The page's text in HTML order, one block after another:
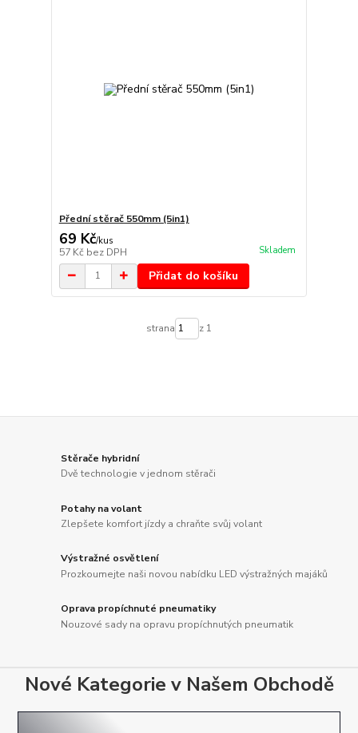
Přední stěrač 550mm (5in1)
69 Kč/kus
57 Kč bez DPH Skladem
Přidat do košíku
strana z 1
Stěrače hybridní
Dvě technologie v jednom stěrači
Potahy na volant
Zlepšete komfort jízdy a chraňte svůj volant
Výstražné osvětlení
Prozkoumejte naši novou nabídku LED výstražných majáků
Oprava propíchnuté pneumatiky
Nouzové sady na opravu propíchnutých pneumatik
Nové Kategorie v Našem Obchodě